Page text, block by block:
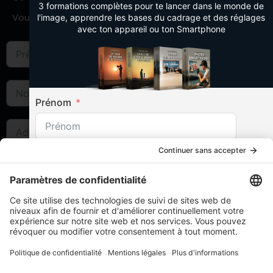
Vous pouvez enfin utiliser le formulaire ci-dessous :
3 formations complètes pour te lancer dans le monde de
l'image, apprendre les bases du cadrage et des réglages
avec ton appareil ou ton Smartphone
Prénom
Nom
Téléphone